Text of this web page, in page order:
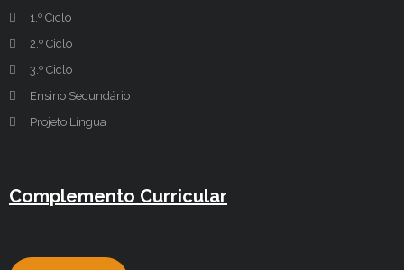
1.º Ciclo
2.º Ciclo
3.º Ciclo
Ensino Secundário
Projeto Língua
Complemento Curricular